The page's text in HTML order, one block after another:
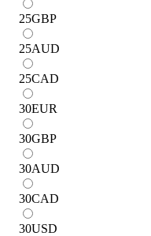
25GBP
25AUD
25CAD
30EUR
30GBP
30AUD
30CAD
30USD